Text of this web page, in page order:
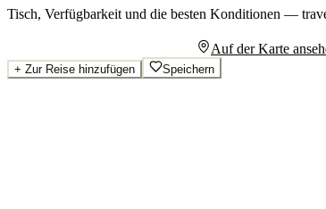
Tisch, Verfügbarkeit und die besten Konditionen —
Auf der Karte
+ Zur Reise hinzufügen Speichern